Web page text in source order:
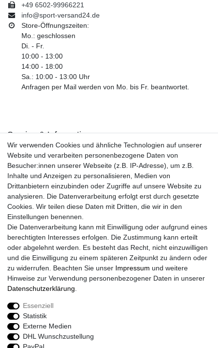
+49 6502-99966221
info@sport-versand24.de
Store-Öffnungszeiten:
Mo.: geschlossen
Di. - Fr.
10:00 - 13:00
14:00 - 18:00
Sa.: 10:00 - 13:00 Uhr
Anfragen per Mail werden von Mo. bis Fr. beantwortet.
Service & Informationen
Kontakt
Retouren
Widerrufsrecht
Widerrufs­formular
Impressum
Daten­schutz­erklärung
AGB
Größentabelle
Kataloge
Barrierefreiheitserklärung
Sicherheitsinformationen
Zahlung und Versand
Wir verwenden Cookies und ähnliche Technologien auf unserer
Website und verarbeiten personenbezogene Daten von
Besucher:innen unserer Webseite (z.B. IP-Adresse), um z.B.
Inhalte und Anzeigen zu personalisieren, Medien von
Drittanbietern einzubinden oder Zugriffe auf unsere Website zu
analysieren. Die Datenverarbeitung erfolgt erst durch gesetzte
Cookies. Wir teilen diese Daten mit Dritten, die wir in den
Einstellungen benennen.
Die Datenverarbeitung kann mit Einwilligung oder aufgrund eines
berechtigten Interesses erfolgen. Die Zustimmung kann erteilt
oder abgelehnt werden. Es besteht das Recht, nicht einzuwilligen
und die Einwilligung zu einem späteren Zeitpunkt zu ändern oder
zu widerrufen. Beachten Sie unser Impressum und weitere
Hinweise zur Verwendung personenbezogener Daten in unserer
Daten­schutz­erklärung
Essenziell
Statistik
Externe Medien
DHL Wunschzustellung